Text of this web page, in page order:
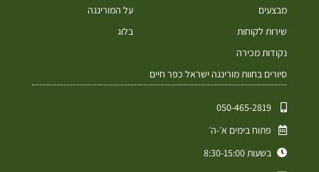
מבצעים
שירות לקוחות
נקודות מכירה
סיורים בחוות מורינגה ישראל כפר חיים
על המורינגה
בלוג
050-465-2819⁩
פתוח בימים א׳-ה׳
בשעות 8:30-15:00